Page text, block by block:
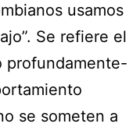
usamos
Se refiere el
profundamente-
se someten a